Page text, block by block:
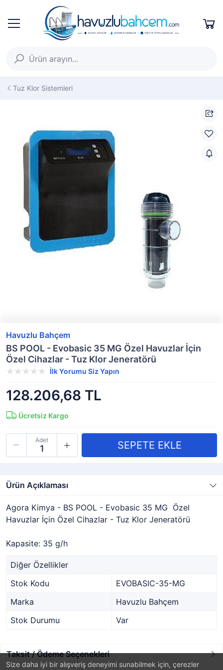
Size daha iyi bir alışveriş deneyimi sunabilmek için, çerezler
Tuz Klor Sistemleri
Havuzlu Bahçem
BS POOL - Evobasic 35 MG Özel Havuzlar İçin
Özel Cihazlar - Tuz Klor Jeneratörü
İlk Yorumu Siz Yapın
128.206,68 TL
Ücretsiz Kargo
Adet
Ürün Açıklaması
Agora Kimya - BS POOL - Evobasic 35 MG Özel
Havuzlar İçin Özel Cihazlar - Tuz Klor Jeneratörü
Kapasite: 35 g/h
Diğer Özellikler
Stok Kodu
EVOBASIC-35-MG
Marka
Havuzlu Bahçem
Stok Durumu
Var
Taksit / Ödeme Seçenekleri